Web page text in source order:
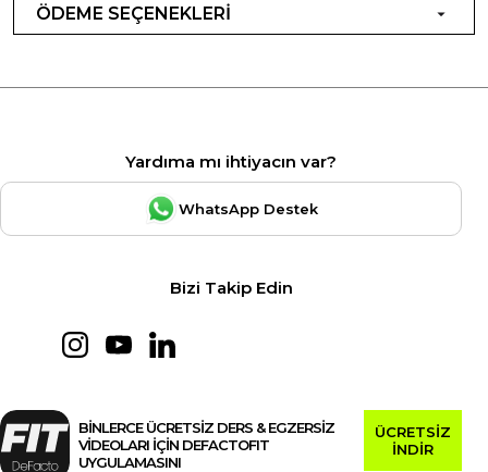
ÖDEME SEÇENEKLERİ
Yardıma mı ihtiyacın var?
WhatsApp Destek
Bizi Takip Edin
BİNLERCE ÜCRETSİZ DERS & EGZERSİZ
VİDEOLARI İÇİN DEFACTOFIT
UYGULAMASINI
ÜCRETSİZ
İNDİR